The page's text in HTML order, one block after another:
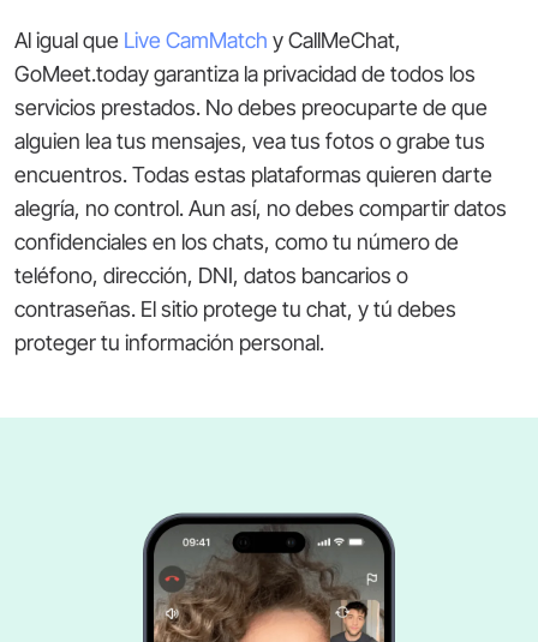
Al igual que Live CamMatch y CallMeChat,
GoMeet.today garantiza la privacidad de todos los
servicios prestados. No debes preocuparte de que
alguien lea tus mensajes, vea tus fotos o grabe tus
encuentros. Todas estas plataformas quieren darte
alegría, no control. Aun así, no debes compartir datos
confidenciales en los chats, como tu número de
teléfono, dirección, DNI, datos bancarios o
contraseñas. El sitio protege tu chat, y tú debes
proteger tu información personal.